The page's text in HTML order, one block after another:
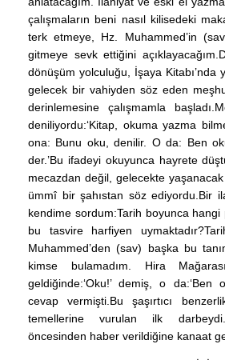
çalışmaların beni nasıl kilisedeki
terk etmeye, Hz. Muhammed’in
gitmeye sevk ettiğini
dönüşüm yolculuğu, İşaya Kitabı’nda
gelecek bir vahiyden söz eden
derinlemesine çalışmamla
deniliyordu:‘Kitap, okuma yazma
ona: Bunu oku, denilir. O da: Ben
der.’Bu ifadeyi okuyunca hayrete
mecazdan değil, gelecekte
ümmî bir şahıstan söz ediyordu.Bir
kendime sordum:Tarih boyunca
bu tasvire harfiyen
Muhammed’den (sav) başka bu
kimse bulamadım. Hira
geldiğinde:‘Oku!’ demiş, o da:‘Ben
cevap vermişti.Bu şaşırtıcı
temellerine vurulan ilk
öncesinden haber verildiğine kanaat